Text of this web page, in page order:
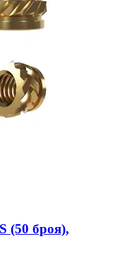
(50 броя),